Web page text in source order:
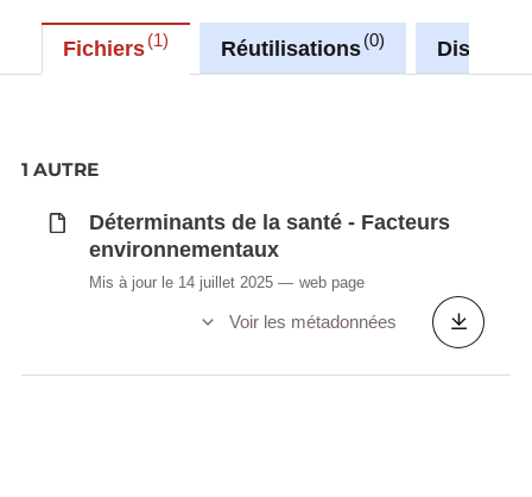
Fichiers 1 Réutilisations 0
1 AUTRE
Déterminants de la santé - Facteurs
environnementaux
Mis à jour le 14 juillet 2025 web page
Voir les métadonnées